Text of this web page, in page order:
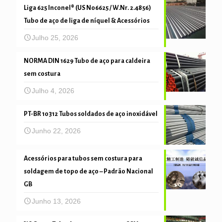
Liga 625 Inconel® (US N06625 / W.Nr. 2.4856)
Tubo de aço de liga de níquel & Acessórios
Julho 25, 2026
NORMA DIN 1629 Tubo de aço para caldeira
sem costura
Julho 4, 2026
PT-BR 10312 Tubos soldados de aço inoxidável
Junho 22, 2026
Acessórios para tubos sem costura para
soldagem de topo de aço – Padrão Nacional
GB
Junho 13, 2026